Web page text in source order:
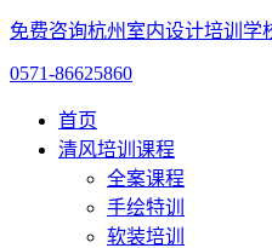
免费咨询杭州室内设计培训学
0571-86625860
首页
清风培训课程
全案课程
手绘特训
软装培训